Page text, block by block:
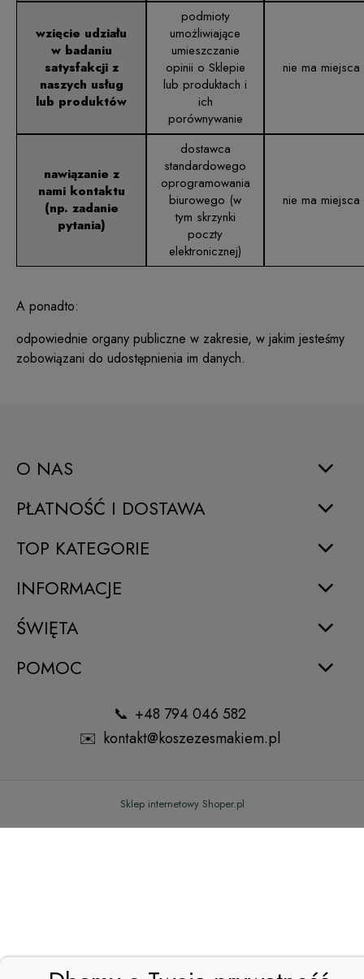
wzięcie udziału
w badaniu
satysfakcji z
naszych usług
lub produktów
podmioty
umożliwiające
umieszczanie
opinii o Sklepie
lub produktach i
ich
porównywanie
nie ma miejsca
nawiązanie z
nami kontaktu
(np. zadanie
pytania)
dostawca
standardowego
oprogramowania
biurowego (w
tym skrzynki
poczty
elektronicznej)
nie ma miejsca
A ponadto:
odpowiednie organy publiczne w zakresie, w jakim jesteśmy
zobowiązani do udostępnienia im danych.
O NAS
PŁATNOŚĆ I DOSTAWA
TOP KATEGORIE
INFORMACJE
ŚWIĘTA
POMOC
+48 794 046 582
kontakt@koszezesmakiem.pl
Sklep internetowy Shoper.pl